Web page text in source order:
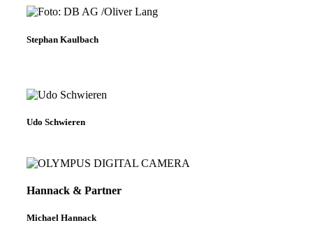
Stephan Kaulbach
Udo Schwieren
Hannack & Partner
Michael Hannack